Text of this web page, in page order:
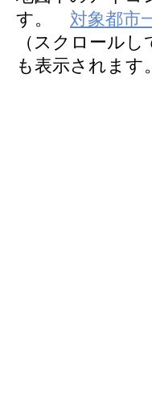
す。 対象都市
（スクロール
も表示されます